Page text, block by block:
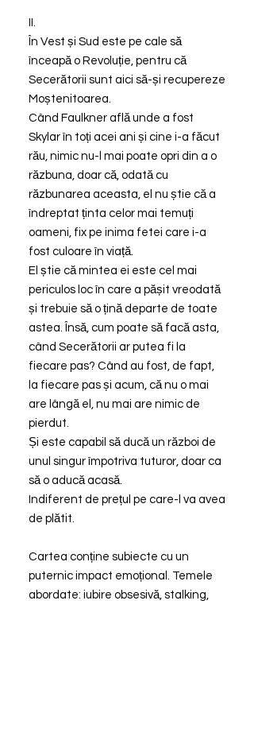
II.
În Vest și Sud este pe cale să
înceapă o Revoluție, pentru că
Secerătorii sunt aici să-și recupereze
Moștenitoarea.
Când Faulkner află unde a fost
Skylar în toți acei ani și cine i-a făcut
rău, nimic nu-l mai poate opri din a o
răzbuna, doar că, odată cu
răzbunarea aceasta, el nu știe că a
îndreptat ținta celor mai temuți
oameni, fix pe inima fetei care i-a
fost culoare în viață.
El știe că mintea ei este cel mai
periculos loc în care a pășit vreodată
și trebuie să o țină departe de toate
astea. Însă, cum poate să facă asta,
când Secerătorii ar putea fi la
fiecare pas? Când au fost, de fapt,
la fiecare pas și acum, că nu o mai
are lângă el, nu mai are nimic de
pierdut.
Și este capabil să ducă un război de
unul singur împotriva tuturor, doar ca
să o aducă acasă.
Indiferent de prețul pe care-l va avea
de plătit.
Cartea conține subiecte cu un
puternic impact emoțional. Temele
abordate: iubire obsesivă, stalking,